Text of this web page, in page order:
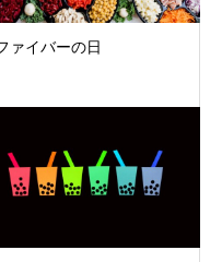
ァイバーの日